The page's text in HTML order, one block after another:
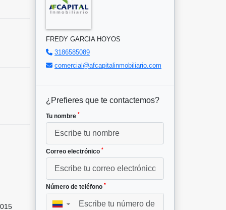
FREDY GARCIA HOYOS
3186585089
comercial@afcapitalinmobiliario.com
¿Prefieres que te contactemos?
Tu nombre *
Correo electrónico *
Número de teléfono *
▼